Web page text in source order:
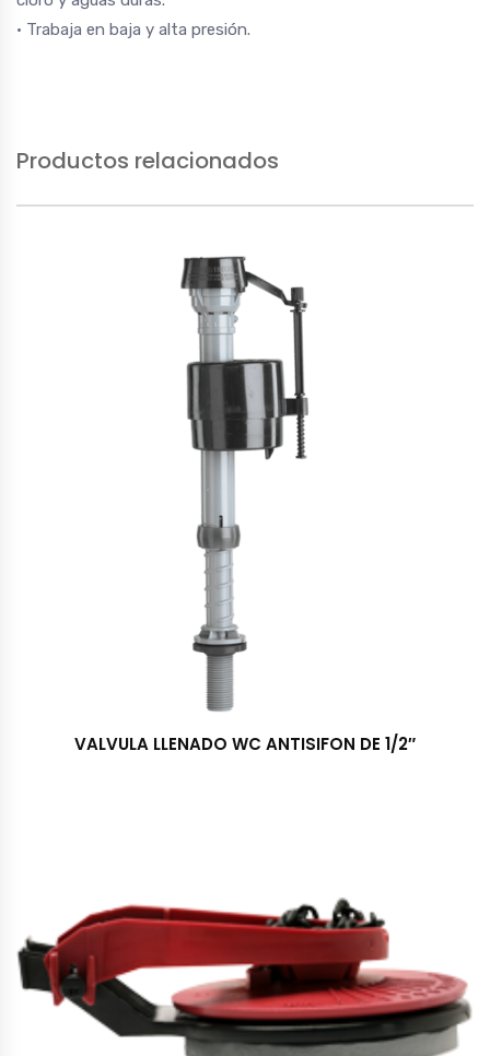
• Trabaja en baja y alta presión.
Productos relacionados
VALVULA LLENADO WC ANTISIFON DE 1/2″